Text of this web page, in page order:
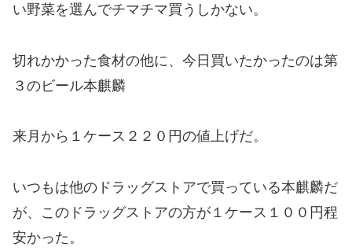
い野菜を選んでチマチマ買うしかない。
切れかかった食材の他に、今日買いたかったのは第
３のビール本麒麟
来月から１ケース２２０円の値上げだ。
いつもは他のドラッグストアで買っている本麒麟だ
が、このドラッグストアの方が１ケース１００円程
安かった。